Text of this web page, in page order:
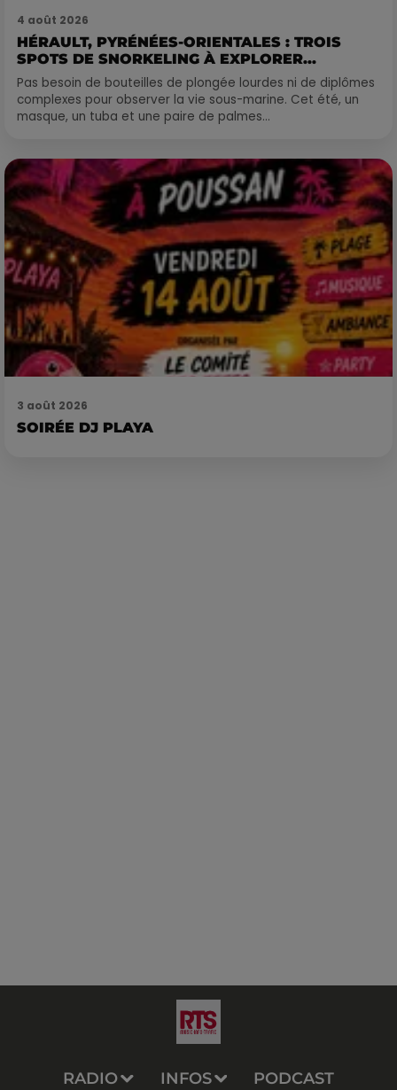
4 août 2026
HÉRAULT, PYRÉNÉES-ORIENTALES : TROIS
SPOTS DE SNORKELING À EXPLORER...
Pas besoin de bouteilles de plongée lourdes ni de diplômes
complexes pour observer la vie sous-marine. Cet été, un
masque, un tuba et une paire de palmes...
3 août 2026
SOIRÉE DJ PLAYA
RADIO INFOS PODCAST